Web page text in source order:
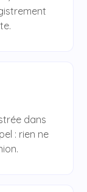
dans
: rien ne